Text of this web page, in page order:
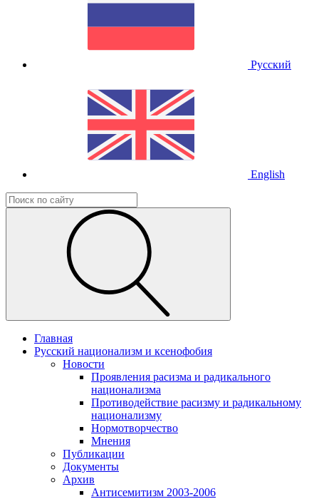
Русский
English
Главная
Русский национализм и ксенофобия
Новости
Проявления расизма и радикального
национализма
Противодействие расизму и радикальному
национализму
Нормотворчество
Мнения
Публикации
Документы
Архив
Антисемитизм 2003-2006